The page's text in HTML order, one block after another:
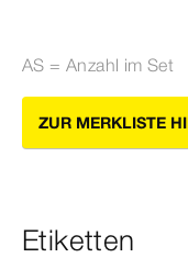
AS = Anzahl im Set
ZUR MERKLISTE
Etiketten